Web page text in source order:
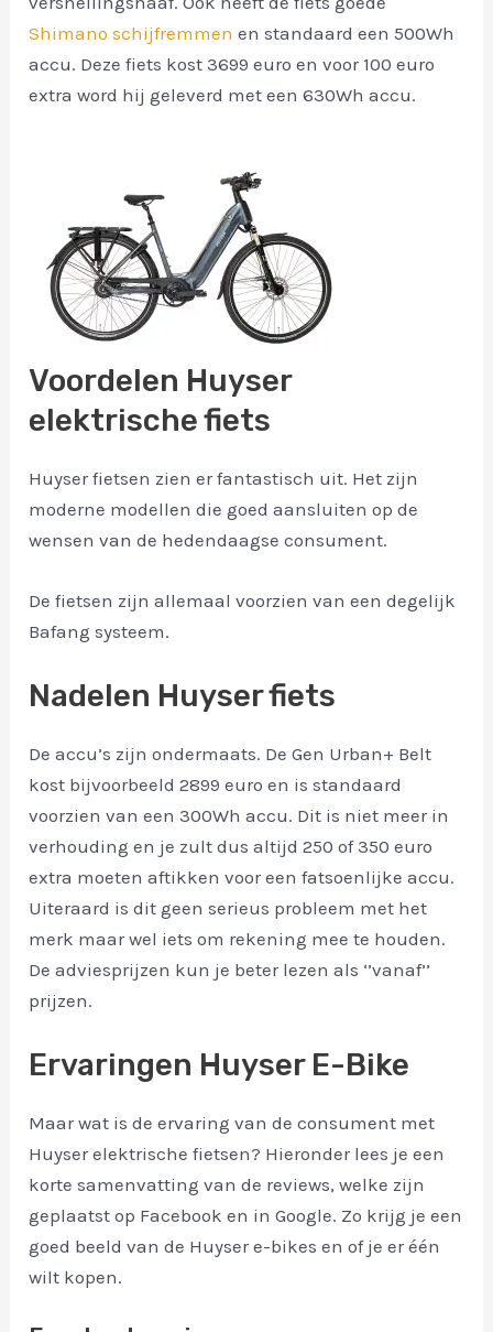
Shimano schijfremmen en standaard een 500Wh
accu. Deze fiets kost 3699 euro en voor 100 euro
extra word hij geleverd met een 630Wh accu.
Voordelen Huyser
elektrische fiets
Huyser fietsen zien er fantastisch uit. Het zijn
moderne modellen die goed aansluiten op de
wensen van de hedendaagse consument.
De fietsen zijn allemaal voorzien van een degelijk
Bafang systeem.
Nadelen Huyser fiets
De accu’s zijn ondermaats. De Gen Urban+ Belt
kost bijvoorbeeld 2899 euro en is standaard
voorzien van een 300Wh accu. Dit is niet meer in
verhouding en je zult dus altijd 250 of 350 euro
extra moeten aftikken voor een fatsoenlijke accu.
Uiteraard is dit geen serieus probleem met het
merk maar wel iets om rekening mee te houden.
De adviesprijzen kun je beter lezen als ‘’vanaf’’
prijzen.
Ervaringen Huyser E-Bike
Maar wat is de ervaring van de consument met
Huyser elektrische fietsen? Hieronder lees je een
korte samenvatting van de reviews, welke zijn
geplaatst op Facebook en in Google. Zo krijg je een
goed beeld van de Huyser e-bikes en of je er één
wilt kopen.